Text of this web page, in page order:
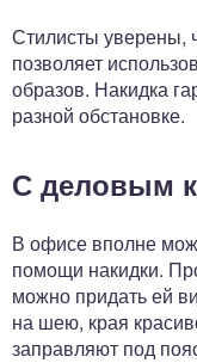
Стилисты уверены,
позволяет
образов. Накидка
разной обстановке.
С деловым
В офисе вполне
помощи накидки.
можно придать ей
на шею, края
заправляют под